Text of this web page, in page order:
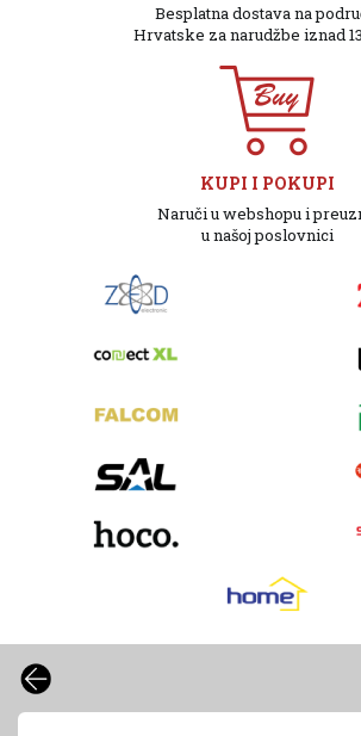
Besplatna dostava na
Hrvatske za narudžbe iznad
KUPI I POKUPI
Naruči u webshopu i
u našoj poslovnici